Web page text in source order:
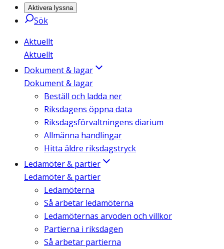
Aktivera lyssna
Sök
Aktuellt
Aktuellt
Dokument & lagar
Dokument & lagar
Beställ och ladda ner
Riksdagens öppna data
Riksdagsförvaltningens diarium
Allmänna handlingar
Hitta äldre riksdagstryck
Ledamöter & partier
Ledamöter & partier
Ledamöterna
Så arbetar ledamöterna
Ledamöternas arvoden och villkor
Partierna i riksdagen
Så arbetar partierna